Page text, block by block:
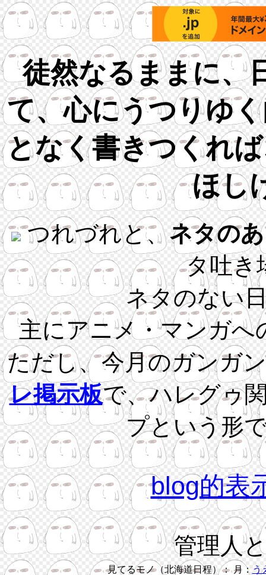
徒然なるままに、
て、心にうつりゆ
となく書きつくれ
ほし
つれづれと、ネタの
タ吐き
ネタのない
主にアニメ・マンガへ
ただし、今月のガンガ
レ掲示板で、ハレグゥ
プという形
blog的表
管理人
見てるモノ（北海道日程）： 月： う